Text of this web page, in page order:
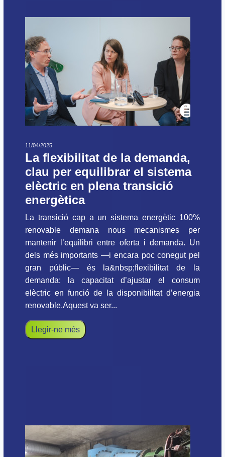
11/04/2025
La flexibilitat de la demanda,
clau per equilibrar el sistema
elèctric en plena transició
energètica
La transició cap a un sistema energètic 100%
renovable demana nous mecanismes per
mantenir l’equilibri entre oferta i demanda. Un
dels més importants —i encara poc conegut pel
gran públic— és la&nbsp;flexibilitat de la
demanda: la capacitat d’ajustar el consum
elèctric en funció de la disponibilitat d’energia
renovable.Aquest va ser...
Llegir-ne més